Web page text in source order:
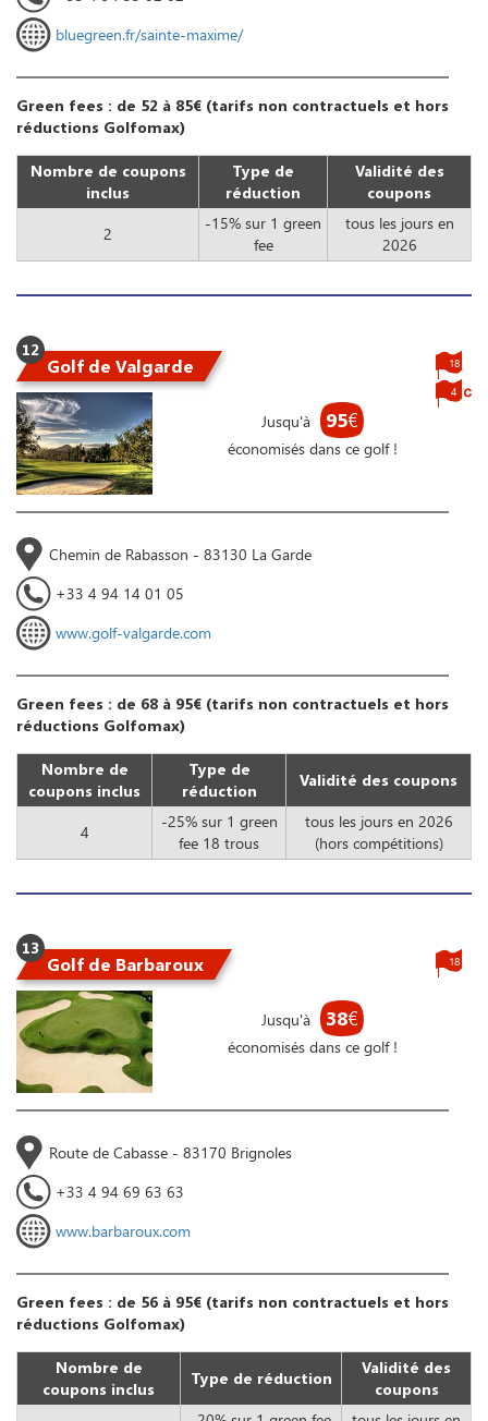
bluegreen.fr/sainte-maxime/
Green fees : de 52 à 85€ (tarifs non contractuels et hors
réductions Golfomax)
Nombre de coupons
inclus
Type de
réduction
Validité des
coupons
2
-15% sur 1 green
fee
tous les jours en
2026
12
Golf de Valgarde
Jusqu'à 95€
économisés dans ce golf !
18
4
Chemin de Rabasson - 83130 La Garde
+33 4 94 14 01 05
www.golf-valgarde.com
Green fees : de 68 à 95€ (tarifs non contractuels et hors
réductions Golfomax)
Nombre de
coupons inclus
Type de
réduction
Validité des coupons
4
-25% sur 1 green
fee 18 trous
tous les jours en 2026
(hors compétitions)
13
Golf de Barbaroux
Jusqu'à 38€
économisés dans ce golf !
18
Route de Cabasse - 83170 Brignoles
+33 4 94 69 63 63
www.barbaroux.com
Green fees : de 56 à 95€ (tarifs non contractuels et hors
réductions Golfomax)
Nombre de
coupons inclus
Type de réduction
Validité des
coupons